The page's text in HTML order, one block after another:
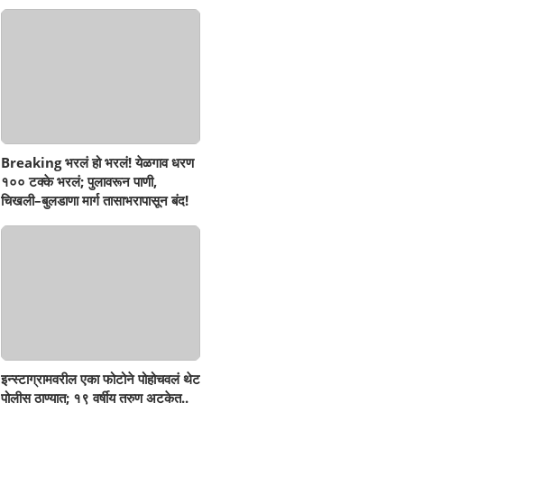
Breaking भरलं हो भरलं! येळगाव धरण
१०० टक्के भरलं; पुलावरून पाणी,
चिखली–बुलडाणा मार्ग तासाभरापासून बंद!
इन्स्टाग्रामवरील एका फोटोने पोहोचवलं थेट
पोलीस ठाण्यात; १९ वर्षीय तरुण अटकेत..